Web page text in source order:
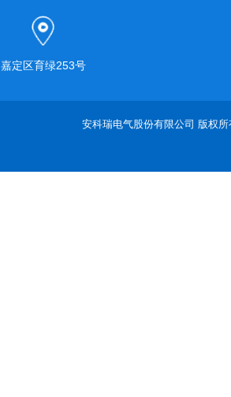
嘉定区育绿253号
安科瑞电气股份有限公司 版权